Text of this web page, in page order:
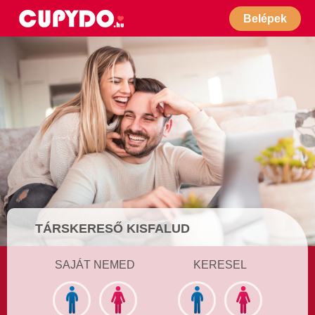
Belépek
TÁRSKERESŐ KISFALUD
SAJÁT NEMED KERESEL